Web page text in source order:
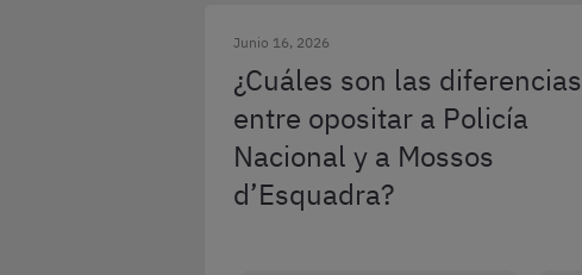
Junio 16, 2026
¿Cuáles son las diferencias
entre opositar a Policía
Nacional y a Mossos
d’Esquadra?